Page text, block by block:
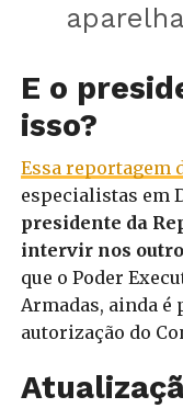
E o
isso?
Essa reportagem
especialistas em
presidente da
intervir nos
que o Poder
Armadas, ainda é
autorização do